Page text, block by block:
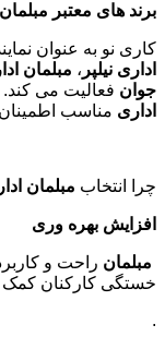
برند های معتبر
کاری نو به عنوان
اداری نیلپر ، مبلمان
جوان فعالیت می کند.
اداری مناسب
چرا انتخاب مبلمان
افزایش بهره وری
مبلمان راحت و
خستگی کارکنان کمک
.